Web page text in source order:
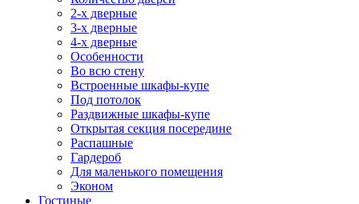
2-х дверные
3-х дверные
4-х дверные
Особенности
Во всю стену
Встроенные шкафы-купе
Под потолок
Раздвижные шкафы-купе
Открытая секция посередине
Распашные
Гардероб
Для маленького помещения
Эконом
Гостиные